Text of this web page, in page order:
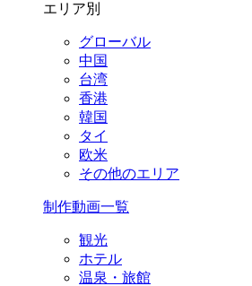
エリア別
グローバル
中国
台湾
香港
韓国
タイ
欧米
その他のエリア
制作動画一覧
観光
ホテル
温泉・旅館